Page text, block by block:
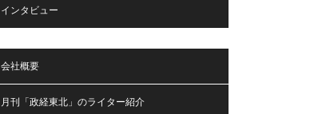
インタビュー
会社概要
月刊「政経東北」のライター紹介